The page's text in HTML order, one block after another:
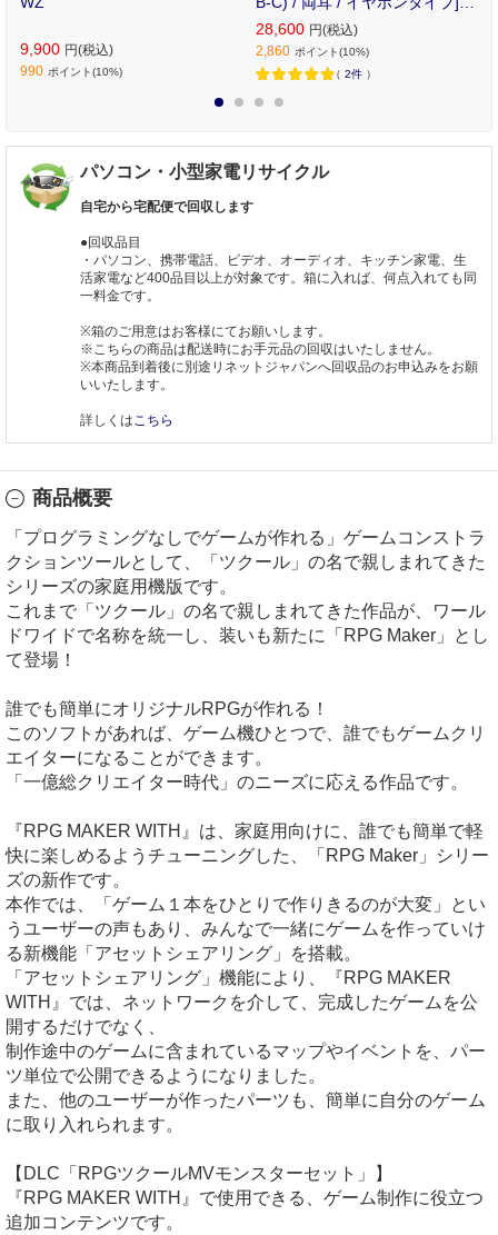
9,900 円(税込)
990 ポイント(10%)
F-G700N/WZ
28,600 円(税込)
2,860 ポイント(10%)
（ 2件 ）
パソコン・小型家電リサイクル
自宅から宅配便で回収します
●回収品目
・パソコン、携帯電話、ビデオ、オーディオ、キッチン家電、生
活家電など400品目以上が対象です。箱に入れば、何点入れても同
一料金です。
※箱のご用意はお客様にてお願いします。
※こちらの商品は配送時にお手元品の回収はいたしません。
※本商品到着後に別途リネットジャパンへ回収品のお申込みをお願
いいたします。
詳しくはこちら
商品概要
「プログラミングなしでゲームが作れる」ゲームコンストラ
クションツールとして、「ツクール」の名で親しまれてきた
シリーズの家庭用機版です。
これまで「ツクール」の名で親しまれてきた作品が、ワール
ドワイドで名称を統一し、装いも新たに「RPG Maker」とし
て登場！
誰でも簡単にオリジナルRPGが作れる！
このソフトがあれば、ゲーム機ひとつで、誰でもゲームクリ
エイターになることができます。
「一億総クリエイター時代」のニーズに応える作品です。
『RPG MAKER WITH』は、家庭用向けに、誰でも簡単で軽
快に楽しめるようチューニングした、「RPG Maker」シリー
ズの新作です。
本作では、「ゲーム１本をひとりで作りきるのが大変」とい
うユーザーの声もあり、みんなで一緒にゲームを作っていけ
る新機能「アセットシェアリング」を搭載。
「アセットシェアリング」機能により、『RPG MAKER
WITH』では、ネットワークを介して、完成したゲームを公
開するだけでなく、
制作途中のゲームに含まれているマップやイベントを、パー
ツ単位で公開できるようになりました。
また、他のユーザーが作ったパーツも、簡単に自分のゲーム
に取り入れられます。
【DLC「RPGツクールMVモンスターセット」】
『RPG MAKER WITH』で使用できる、ゲーム制作に役立つ
追加コンテンツです。